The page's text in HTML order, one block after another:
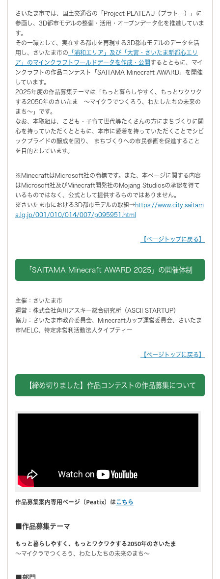
さいたま市では、国土交通省の「Project PLATEAU（プラトー）」に
参画し、3D都市モデルの整備・活用・オープンデータ化を推進していま
す。
その一環として、実在する都市を再現する3D都市モデルのデータを活
用し、さいたま市の 「浦和エリア」及び「大宮・さいたま新都心エリ
ア」のマインクラフトワールドデータを作成・公開 するとともに、マイ
ンクラフトの作品コンテスト「SAITAMA Minecraft AWARD」を開催
しています。
2025年度の作品募集テーマは「もっと暮らしやすく、もっとワクワク
する2050年のさいたま 〜マイクラでつくろう、わたしたちの未来の
まち〜」です。
なお、本取組は、こども・子育て世代等たくさんの方にまちづくりに関
心を持っていただくとともに、本市に愛着を持っていただくことでシビ
ックプライドの醸成を図り、 まちづくりへの市民参画を促進すること
を目的としています。
※MinecraftはMicrosoft社の商標です。また、本ページに関する内容
はMicrosoft社及びMinecraft開発社のMojang Studiosの承認を得て
いるものではなく、公式として提供するものではありません。
※さいたま市における3D都市モデルの取組→https://www.city.saitam
a.lg.jp/001/010/014/007/p095951.html
【ページトップに戻る】
「SAITAMA Minecraft AWARD 2025」の開催体制
主催：さいたま市
運営：株式会社角川アスキー総合研究所（ASCII STARTUP）
協力：さいたま市教育委員会、Minecraftカップ運営委員会、さいたま
市MELC、特定非営利活動法人タイプティー
【ページトップに戻る】
【締め切りました】作品コンテストの作品募集について
作品募集案内専用ページ（Peatix）は こちら
■作品募集テーマ
もっと暮らしやすく、もっとワクワクする2050年のさいたま
〜マイクラでつくろう、わたしたちの未来のまち〜